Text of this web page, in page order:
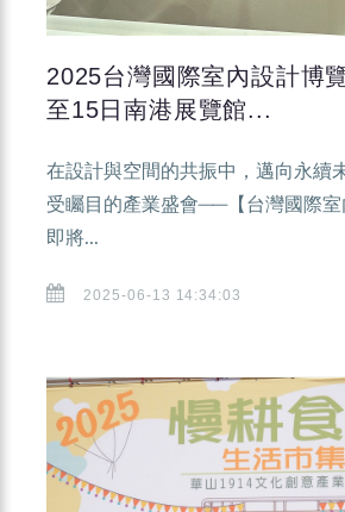
2025台灣國際室內設計博
至15日南港展覽館...
在設計與空間的共振中，邁向永續
受矚目的產業盛會──【台灣國際室
即將...
2025-06-13 14:34:03